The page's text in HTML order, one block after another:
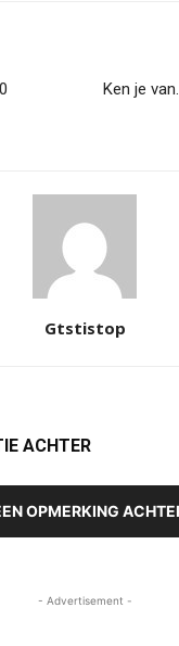
Ken je
Gtstistop
ACHTER
OPMERKING
- Advertisement -